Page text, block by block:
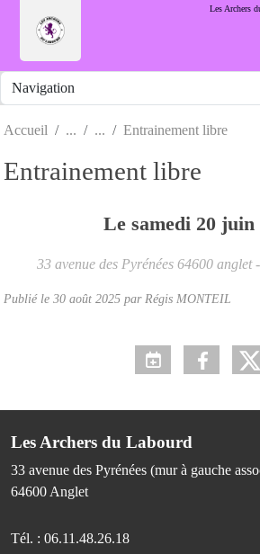
Les Archers
Accueil Entrainement libre
Entrainement libre
Le samedi 20 juin
33 avenue des Pyrénées 64600 anglet
Publié le 30 août 2025 par Régis MONTEIL
Les Archers du Labourd
33 avenue des Pyrénées (mur à gauche
64600 Anglet
Tél. : 06.11.48.26.18